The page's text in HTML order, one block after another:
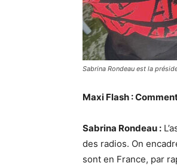
Sabrina Rondeau est la
Maxi Flash :
Sabrina Rondeau :
des radios. On
sont en France, par